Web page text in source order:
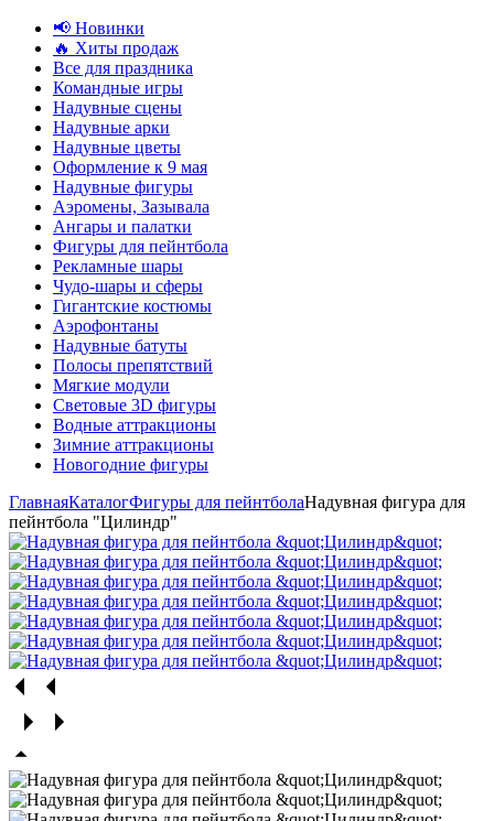
📢 Новинки
🔥 Хиты продаж
Все для праздника
Командные игры
Надувные сцены
Надувные арки
Надувные цветы
Оформление к 9 мая
Надувные фигуры
Аэромены, Зазывала
Ангары и палатки
Фигуры для пейнтбола
Рекламные шары
Чудо-шары и сферы
Гигантские костюмы
Аэрофонтаны
Надувные батуты
Полосы препятствий
Мягкие модули
Световые 3D фигуры
Водные аттракционы
Зимние аттракционы
Новогодние фигуры
ГлавнаяКаталогФигуры для пейнтболаНадувная фигура для
пейнтбола "Цилиндр"